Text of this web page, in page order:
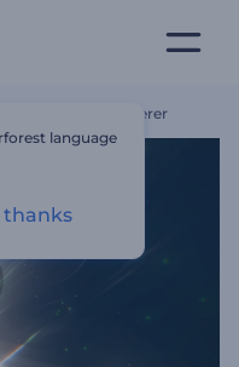
Visualisierer
language
thanks